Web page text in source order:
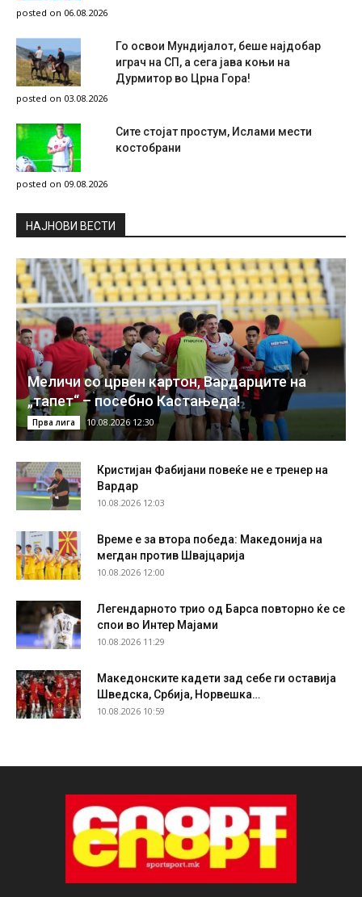
posted on 06.08.2026
Го освои Мундијалот, беше најдобар
играч на СП, а сега јава коњи на
Дурмитор во Црна Гора!
posted on 03.08.2026
Сите стојат простум, Ислами мести
костобрани
posted on 09.08.2026
НAЈНОВИ ВЕСТИ
Меличи со црвен картон, Вардарците на
„тапет“ – посебно Кастањеда!
Прва лига 10.08.2026 12:30
Кристијан Фабијани повеќе не е тренер на
Вардар
10.08.2026 12:03
Време е за втора победа: Македонија на
мегдан против Швајцарија
10.08.2026 12:00
Легендарното трио од Барса повторно ќе се
спои во Интер Мајами
10.08.2026 11:29
Македонските кадети зад себе ги оставија
Шведска, Србија, Норвешка…
10.08.2026 10:59